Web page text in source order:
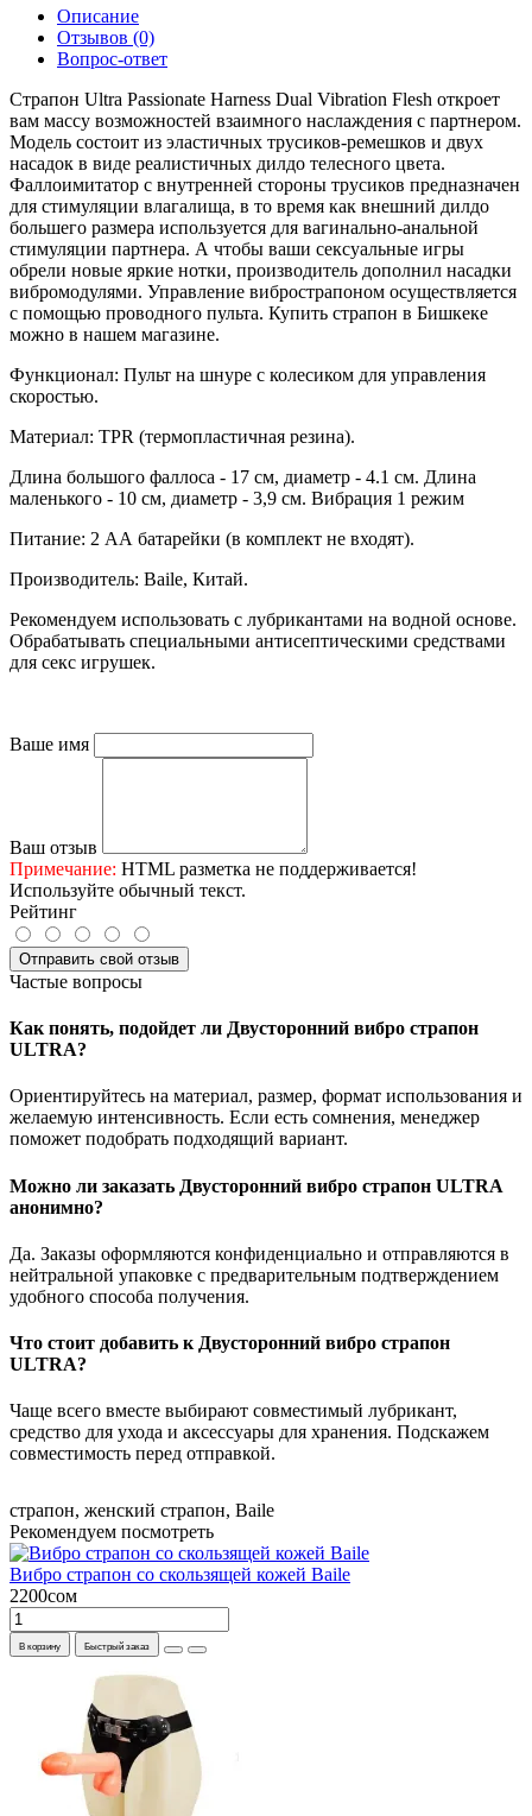
Описание
Отзывов (0)
Вопрос-ответ
Страпон Ultra Passionate Harness Dual Vibration Flesh откроет
вам массу возможностей взаимного наслаждения с партнером.
Модель состоит из эластичных трусиков-ремешков и двух
насадок в виде реалистичных дилдо телесного цвета.
Фаллоимитатор с внутренней стороны трусиков предназначен
для стимуляции влагалища, в то время как внешний дилдо
большего размера используется для вагинально-анальной
стимуляции партнера. А чтобы ваши сексуальные игры
обрели новые яркие нотки, производитель дополнил насадки
вибромодулями. Управление вибрострапоном осуществляется
с помощью проводного пульта. Купить страпон в Бишкеке
можно в нашем магазине.
Функционал: Пульт на шнуре с колесиком для управления
скоростью.
Материал: TPR (термопластичная резина).
Длина большого фаллоса - 17 см, диаметр - 4.1 см. Длина
маленького - 10 см, диаметр - 3,9 см. Вибрация 1 режим
Питание: 2 АА батарейки (в комплект не входят).
Производитель: Baile, Китай.
Рекомендуем использовать с лубрикантами на водной основе.
Обрабатывать специальными антисептическими средствами
для секс игрушек.
Ваше имя
Ваш отзыв
Примечание: HTML разметка не поддерживается!
Используйте обычный текст.
Рейтинг
Отправить свой отзыв
Частые вопросы
Как понять, подойдет ли Двусторонний вибро страпон
ULTRA?
Ориентируйтесь на материал, размер, формат использования и
желаемую интенсивность. Если есть сомнения, менеджер
поможет подобрать подходящий вариант.
Можно ли заказать Двусторонний вибро страпон ULTRA
анонимно?
Да. Заказы оформляются конфиденциально и отправляются в
нейтральной упаковке с предварительным подтверждением
удобного способа получения.
Что стоит добавить к Двусторонний вибро страпон
ULTRA?
Чаще всего вместе выбирают совместимый лубрикант,
средство для ухода и аксессуары для хранения. Подскажем
совместимость перед отправкой.
страпон, женский страпон, Baile
Рекомендуем посмотреть
Вибро страпон со скользящей кожей Baile
2200сом
В корзину Быстрый заказ